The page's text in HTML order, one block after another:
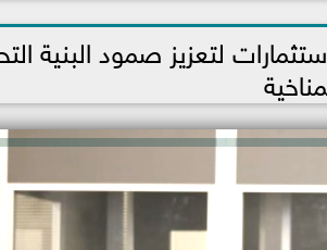
لتعزيز صمود البنية